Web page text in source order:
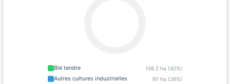
Blé tendre 156.2 ha (42%)
Autres cultures industrielles 97 ha (26%)